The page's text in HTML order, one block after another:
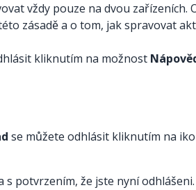
vždy pouze na dvou
zásadě a o tom, jak spravovat
kliknutím na možnost
se můžete odhlásit kliknutím na
s potvrzením, že jste nyní odhlášeni.